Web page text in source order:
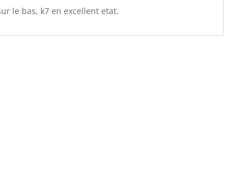
le bas, k7 en excellent etat.